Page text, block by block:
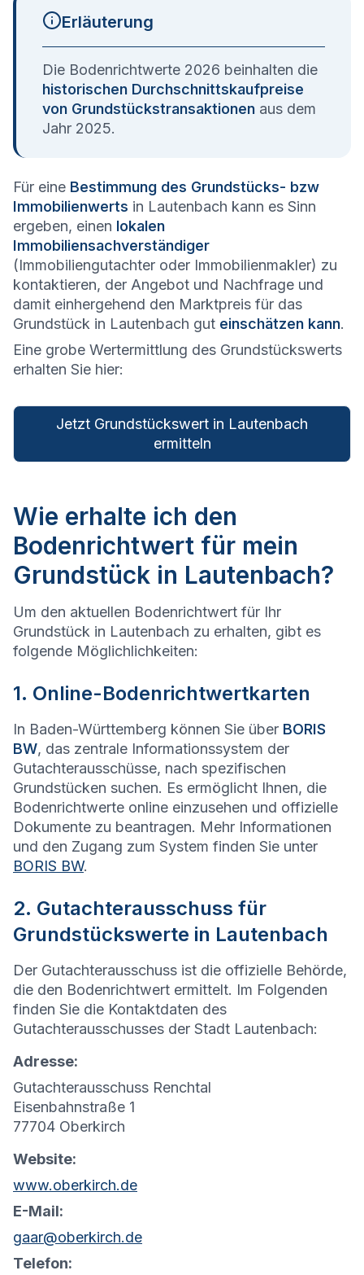
Erläuterung
Die Bodenrichtwerte 2026 beinhalten die
historischen Durchschnittskaufpreise
von Grundstückstransaktionen aus dem
Jahr 2025.
Für eine Bestimmung des Grundstücks- bzw
Immobilienwerts in Lautenbach kann es Sinn
ergeben, einen lokalen
Immobiliensachverständiger
(Immobiliengutachter oder Immobilienmakler) zu
kontaktieren, der Angebot und Nachfrage und
damit einhergehend den Marktpreis für das
Grundstück in Lautenbach gut einschätzen kann.
Eine grobe Wertermittlung des Grundstückswerts
erhalten Sie hier:
Jetzt Grundstückswert in Lautenbach
ermitteln
Wie erhalte ich den
Bodenrichtwert für mein
Grundstück in Lautenbach?
Um den aktuellen Bodenrichtwert für Ihr
Grundstück in Lautenbach zu erhalten, gibt es
folgende Möglichlichkeiten:
1. Online-Bodenrichtwertkarten
In Baden-Württemberg können Sie über BORIS
BW, das zentrale Informationssystem der
Gutachterausschüsse, nach spezifischen
Grundstücken suchen. Es ermöglicht Ihnen, die
Bodenrichtwerte online einzusehen und offizielle
Dokumente zu beantragen. Mehr Informationen
und den Zugang zum System finden Sie unter
BORIS BW.
2. Gutachterausschuss für
Grundstückswerte in Lautenbach
Der Gutachterausschuss ist die offizielle Behörde,
die den Bodenrichtwert ermittelt. Im Folgenden
finden Sie die Kontaktdaten des
Gutachterausschusses der Stadt Lautenbach:
Adresse:
Gutachterausschuss Renchtal
Eisenbahnstraße 1
77704 Oberkirch
Website:
www.oberkirch.de
E-Mail:
gaar@oberkirch.de
Telefon: